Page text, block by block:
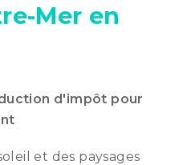
Mer en
d'impôt pour
et des paysages